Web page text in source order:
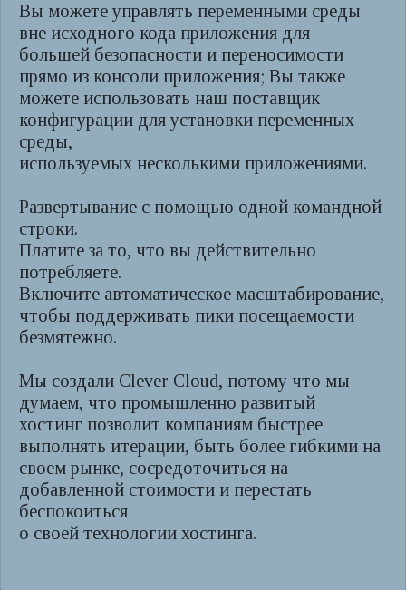
Вы можете управлять переменными среды
вне исходного кода приложения для
большей безопасности и переносимости
прямо из консоли приложения; Вы также
можете использовать наш поставщик
конфигурации для установки переменных
среды,
используемых несколькими приложениями.
Развертывание с помощью одной командной
строки.
Платите за то, что вы действительно
потребляете.
Включите автоматическое масштабирование,
чтобы поддерживать пики посещаемости
безмятежно.
Мы создали Clever Cloud, потому что мы
думаем, что промышленно развитый
хостинг позволит компаниям быстрее
выполнять итерации, быть более гибкими на
своем рынке, сосредоточиться на
добавленной стоимости и перестать
беспокоиться
о своей технологии хостинга.